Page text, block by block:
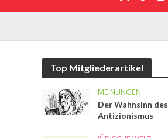
Top Mitgliederartikel
MEINUNGEN
Der Wahnsinn des
Antizionismus